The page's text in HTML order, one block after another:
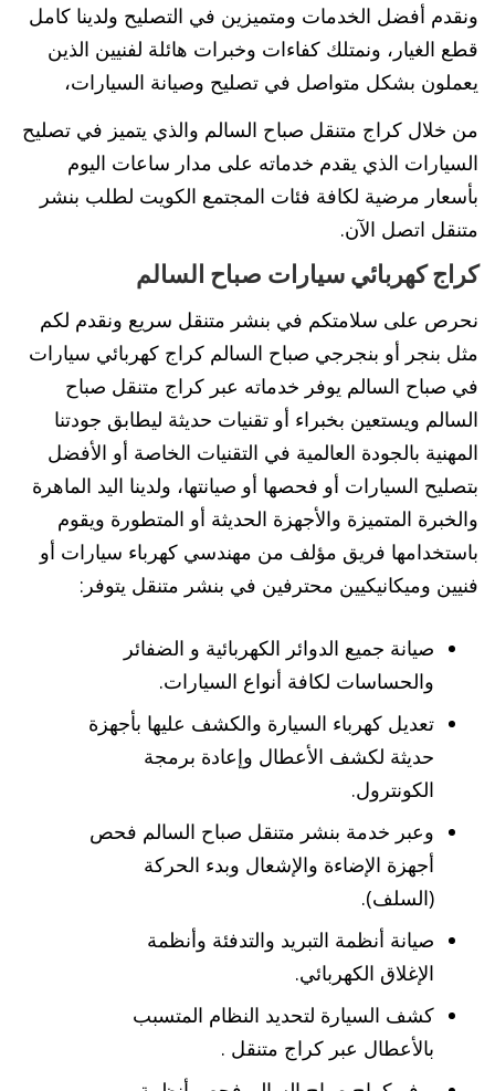
ونقدم أفضل الخدمات ومتميزين في التصليح ولدينا كامل
قطع الغيار، ونمتلك كفاءات وخبرات هائلة لفنيين الذين
يعملون بشكل متواصل في تصليح وصيانة السيارات،
من خلال كراج متنقل صباح السالم والذي يتميز في تصليح
السيارات الذي يقدم خدماته على مدار ساعات اليوم
بأسعار مرضية لكافة فئات المجتمع الكويت لطلب بنشر
متنقل اتصل الآن.
كراج كهربائي سيارات صباح السالم
نحرص على سلامتكم في بنشر متنقل سريع ونقدم لكم
مثل بنجر أو بنجرجي صباح السالم كراج كهربائي سيارات
في صباح السالم يوفر خدماته عبر كراج متنقل صباح
السالم ويستعين بخبراء أو تقنيات حديثة ليطابق جودتنا
المهنية بالجودة العالمية في التقنيات الخاصة أو الأفضل
بتصليح السيارات أو فحصها أو صيانتها، ولدينا اليد الماهرة
والخبرة المتميزة والأجهزة الحديثة أو المتطورة ويقوم
باستخدامها فريق مؤلف من مهندسي كهرباء سيارات أو
فنيين وميكانيكيين محترفين في بنشر متنقل يتوفر:
صيانة جميع الدوائر الكهربائية و الضفائر
والحساسات لكافة أنواع السيارات.
تعديل كهرباء السيارة والكشف عليها بأجهزة
حديثة لكشف الأعطال وإعادة برمجة
الكونترول.
وعبر خدمة بنشر متنقل صباح السالم فحص
أجهزة الإضاءة والإشعال وبدء الحركة
(السلف).
صيانة أنظمة التبريد والتدفئة وأنظمة
الإغلاق الكهربائي.
كشف السيارة لتحديد النظام المتسبب
بالأعطال عبر كراج متنقل .